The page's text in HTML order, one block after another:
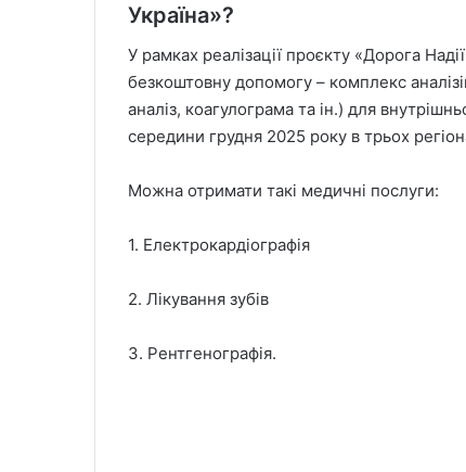
Україна»?
У рамках реалізації проєкту «Дорога
безкоштовну допомогу – комплекс
аналіз, коагулограма та ін.) для
середини грудня 2025 року в трьох
Можна отримати такі медичні послуги:
1. Електрокардіографія
2. Лікування зубів
3. Рентгенографія.